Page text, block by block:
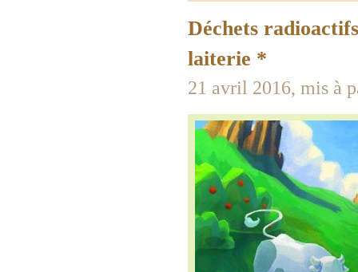
Déchets
laiterie *
21 avril 2016, mis à